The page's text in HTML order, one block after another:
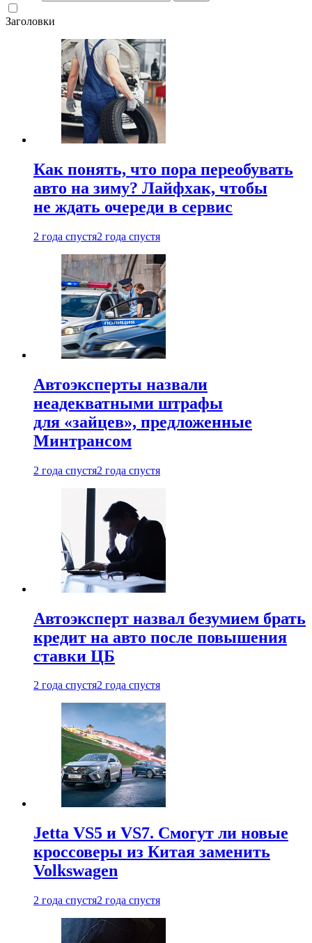
Заголовки
Как понять, что пора переобувать
авто на зиму? Лайфхак, чтобы
не ждать очереди в сервис
2 года спустя2 года спустя
Автоэксперты назвали
неадекватными штрафы
для «зайцев», предложенные
Минтрансом
2 года спустя2 года спустя
Автоэксперт назвал безумием брать
кредит на авто после повышения
ставки ЦБ
2 года спустя2 года спустя
Jetta VS5 и VS7. Смогут ли новые
кроссоверы из Китая заменить
Volkswagen
2 года спустя2 года спустя